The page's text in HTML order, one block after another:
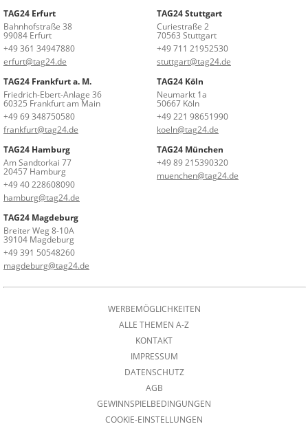
TAG24 Erfurt
Bahnhofstraße 38
99084 Erfurt
+49 361 34947880
erfurt@tag24.de
TAG24 Stuttgart
Curiestraße 2
70563 Stuttgart
+49 711 21952530
stuttgart@tag24.de
TAG24 Frankfurt a. M.
Friedrich-Ebert-Anlage 36
60325 Frankfurt am Main
+49 69 348750580
frankfurt@tag24.de
TAG24 Köln
Neumarkt 1a
50667 Köln
+49 221 98651990
koeln@tag24.de
TAG24 Hamburg
Am Sandtorkai 77
20457 Hamburg
+49 40 228608090
hamburg@tag24.de
TAG24 München
+49 89 215390320
muenchen@tag24.de
TAG24 Magdeburg
Breiter Weg 8-10A
39104 Magdeburg
+49 391 50548260
magdeburg@tag24.de
WERBEMÖGLICHKEITEN
ALLE THEMEN A-Z
KONTAKT
IMPRESSUM
DATENSCHUTZ
AGB
GEWINNSPIELBEDINGUNGEN
COOKIE-EINSTELLUNGEN